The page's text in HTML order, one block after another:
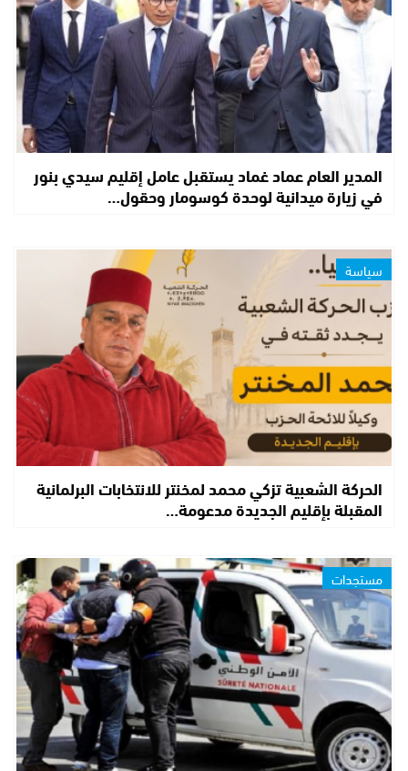
المدير العام عماد غماد يستقبل عامل إقليم سيدي بنور
في زيارة ميدانية لوحدة كوسومار وحقول…
سياسة
الحركة الشعبية تزكي محمد لمخنتر للانتخابات البرلمانية
المقبلة بإقليم الجديدة مدعومة…
مستجدات